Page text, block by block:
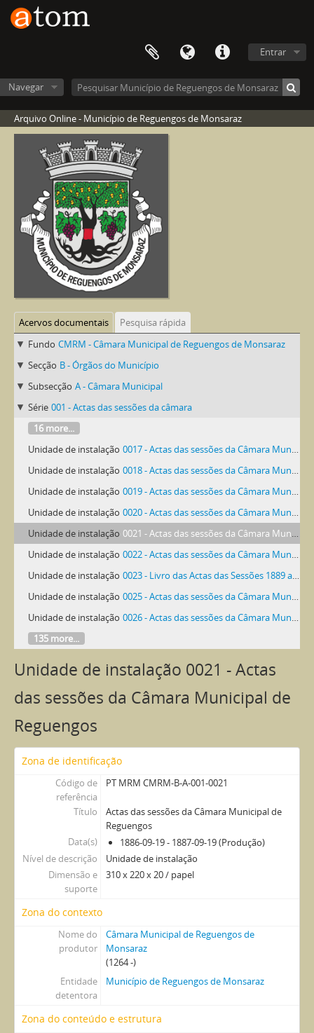
Entrar
Navegar
Arquivo Online - Município de Reguengos de Monsaraz
Acervos documentais
Pesquisa rápida
Fundo CMRM - Câmara Municipal de Reguengos de Monsaraz
Secção B - Órgãos do Município
Subsecção A - Câmara Municipal
Série 001 - Actas das sessões da câmara
16 more...
Unidade de instalação 0017 - Actas das sessões da Câmara Municipal de Reguengos
Unidade de instalação 0018 - Actas das sessões da Câmara Municipal de Reguengos
Unidade de instalação 0019 - Actas das sessões da Câmara Municipal de Reguengos
Unidade de instalação 0020 - Actas das sessões da Câmara Municipal de Reguengos
Unidade de instalação 0021 - Actas das sessões da Câmara Municipal de Reguengos
Unidade de instalação 0022 - Actas das sessões da Câmara Municipal de Reguengos
Unidade de instalação 0023 - Livro das Actas das Sessões 1889 a 1890
Unidade de instalação 0025 - Actas das sessões da Câmara Municipal de Reguengos
Unidade de instalação 0026 - Actas das sessões da Câmara Municipal de Reguengos
135 more...
Unidade de instalação 0021 - Actas
das sessões da Câmara Municipal de
Reguengos
Zona de identificação
Código de
referência
PT MRM CMRM-B-A-001-0021
Título
Actas das sessões da Câmara Municipal de
Reguengos
Data(s)
1886-09-19 - 1887-09-19 (Produção)
Nível de descrição
Unidade de instalação
Dimensão e
suporte
310 x 220 x 20 / papel
Zona do contexto
Nome do
produtor
Câmara Municipal de Reguengos de
Monsaraz
(1264 -)
Entidade
detentora
Município de Reguengos de Monsaraz
Zona do conteúdo e estrutura